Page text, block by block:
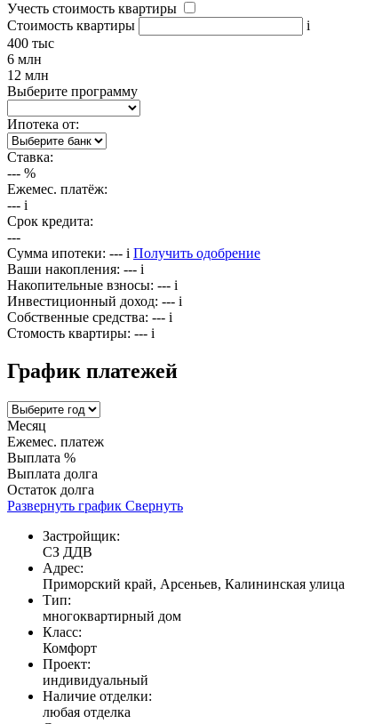
Учесть стоимость квартиры
Стоимость квартиры
i
400 тыс
6 млн
12 млн
Выберите программу
Ипотека от:
Ставка:
--- %
Ежемес. платёж:
--- i
Срок кредита:
---
Сумма ипотеки: --- i Получить одобрение
Ваши накопления: --- i
Накопительные взносы: --- i
Инвестиционный доход: --- i
Собственные средства: --- i
Стомость квартиры: --- i
График платежей
Месяц
Ежемес. платеж
Выплата %
Выплата долга
Остаток долга
Развернуть график Свернуть
Застройщик:
СЗ ДДВ
Адрес:
Приморский край, Арсеньев, Калининская улица
Тип:
многоквартирный дом
Класс:
Комфорт
Проект:
индивидуальный
Наличие отделки:
любая отделка